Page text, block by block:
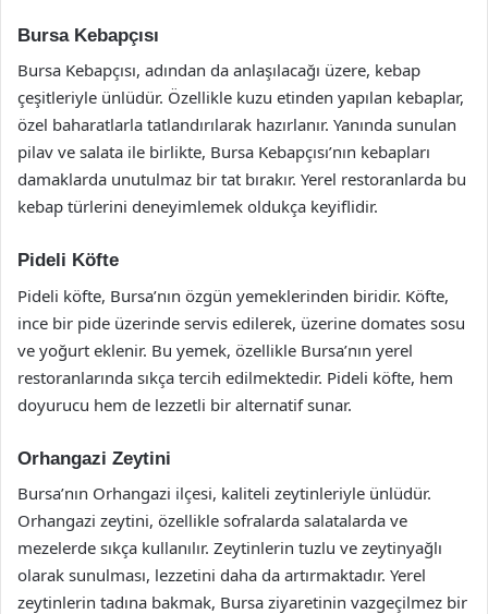
Bursa Kebapçısı
Bursa Kebapçısı, adından da anlaşılacağı üzere, kebap
çeşitleriyle ünlüdür. Özellikle kuzu etinden yapılan kebaplar,
özel baharatlarla tatlandırılarak hazırlanır. Yanında sunulan
pilav ve salata ile birlikte, Bursa Kebapçısı’nın kebapları
damaklarda unutulmaz bir tat bırakır. Yerel restoranlarda bu
kebap türlerini deneyimlemek oldukça keyiflidir.
Pideli Köfte
Pideli köfte, Bursa’nın özgün yemeklerinden biridir. Köfte,
ince bir pide üzerinde servis edilerek, üzerine domates sosu
ve yoğurt eklenir. Bu yemek, özellikle Bursa’nın yerel
restoranlarında sıkça tercih edilmektedir. Pideli köfte, hem
doyurucu hem de lezzetli bir alternatif sunar.
Orhangazi Zeytini
Bursa’nın Orhangazi ilçesi, kaliteli zeytinleriyle ünlüdür.
Orhangazi zeytini, özellikle sofralarda salatalarda ve
mezelerde sıkça kullanılır. Zeytinlerin tuzlu ve zeytinyağlı
olarak sunulması, lezzetini daha da artırmaktadır. Yerel
zeytinlerin tadına bakmak, Bursa ziyaretinin vazgeçilmez bir